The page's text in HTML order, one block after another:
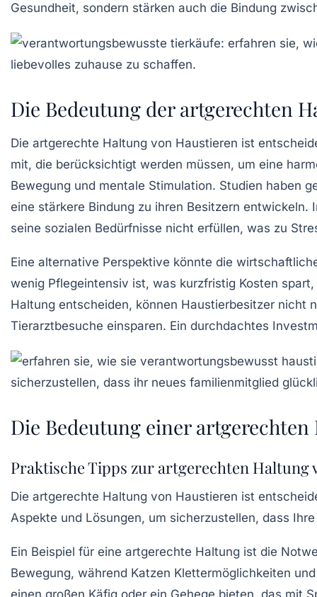
Gesundheit, sondern stärken auch die Bindung
Die Bedeutung der artgerechten
Die artgerechte Haltung von Haustieren ist
mit, die berücksichtigt werden müssen, um eine
Bewegung und mentale Stimulation. Studien haben
eine stärkere Bindung zu ihren Besitzern entwickeln.
seine sozialen Bedürfnisse nicht erfüllen, was zu
Eine alternative Perspektive könnte die
wenig Pflegeintensiv ist, was kurzfristig Kosten
Haltung entscheiden, können Haustierbesitzer nicht
Tierarztbesuche einsparen. Ein durchdachtes
Die Bedeutung einer
Praktische Tipps zur artgerechten Haltung
Die artgerechte Haltung von Haustieren ist
Aspekte und Lösungen, um sicherzustellen, dass
Ein Beispiel für eine artgerechte Haltung ist die
Bewegung, während Katzen Klettermöglichkeiten